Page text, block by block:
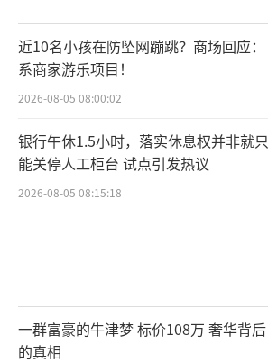
近10名小孩在防坠网蹦跳？商场回应：
系商家游乐项目！
2026-08-05 08:00:02
银行午休1.5小时，落实休息权并非就只
能关停人工柜台 试点引发热议
2026-08-05 08:15:18
一群富豪的牛津梦 标价108万 奢华背后
的真相